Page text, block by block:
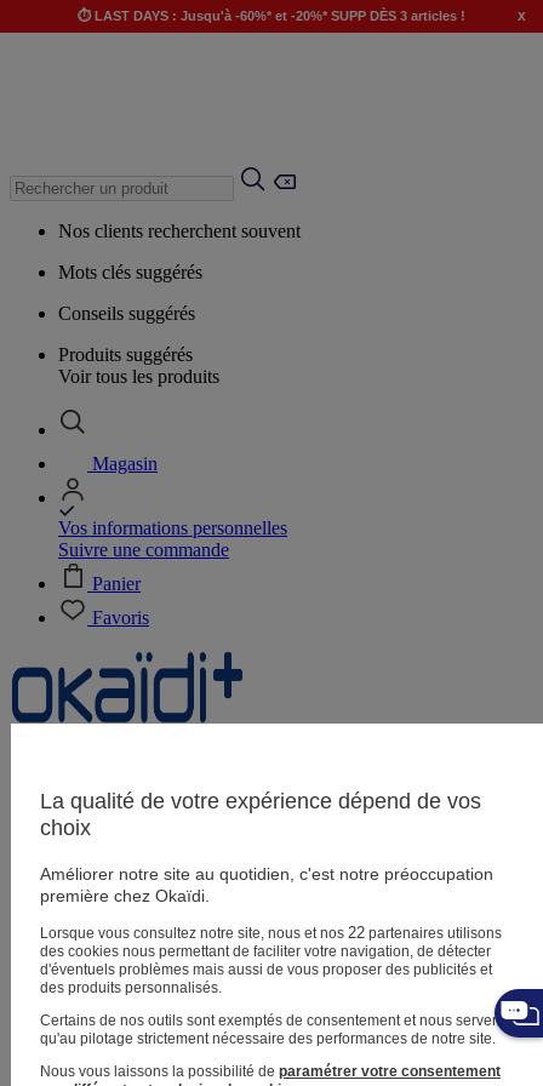
⏱️ LAST DAYS : Jusqu'à -60%* et -20%* SUPP DÈS 3 articles ! x
Nos clients recherchent souvent
Mots clés suggérés
Conseils suggérés
Produits suggérés
Voir tous les produits
Magasin
Vos informations personnelles
Suivre une commande
Panier
Favoris
Magasins
Aide et contact
Livraison
Retour
Bébé fille3 mois - 5 ans
La qualité de votre expérience dépend de vos
choix
Améliorer notre site au quotidien, c'est notre préoccupation
première chez Okaïdi.
Lorsque vous consultez notre site, nous et nos 22partenaires utilisons
des cookies nous permettant de faciliter votre navigation, de détecter
d'éventuels problèmes mais aussi de vous proposer des publicités et
des produits personnalisés.
Certains de nos outils sont exemptés de consentement et nous servent
qu'au pilotage strictement nécessaire des performances de notre site.
Nous vous laissons la possibilité de paramétrer votre consentement